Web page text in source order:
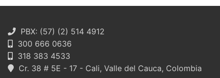
PBX: (57) (2) 514 4912
300 666 0636
318 383 4533
Cr. 38 # 5E - 17 - Cali, Valle del Cauca, Colombia